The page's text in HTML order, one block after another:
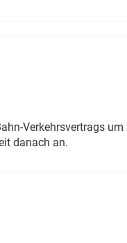
Verkehrsvertrags
danach an.